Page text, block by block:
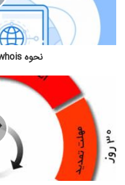
نحوه whois گرفتن از دامین